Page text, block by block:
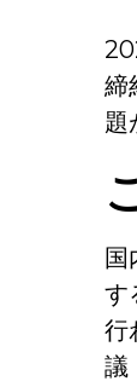
締
題
国
す
行
議